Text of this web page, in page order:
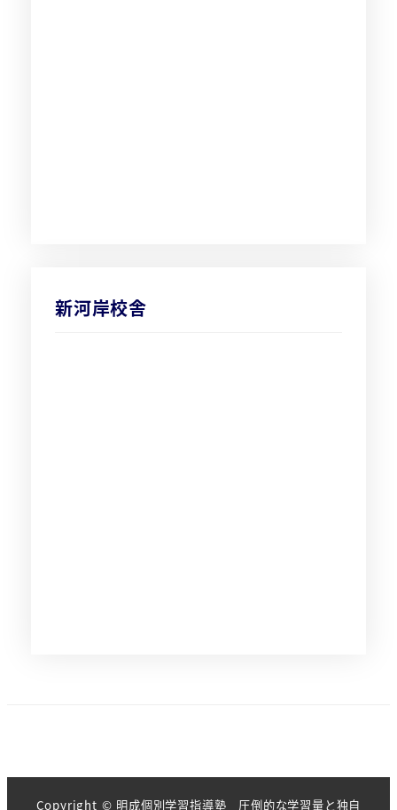
新河岸校舎
Copyright © 明成個別学習指導塾 圧倒的な学習量と独自